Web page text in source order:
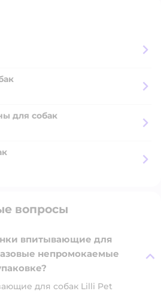
для собак
вопросы
впитывающие для
непромокаемые
для собак Lilli Pet